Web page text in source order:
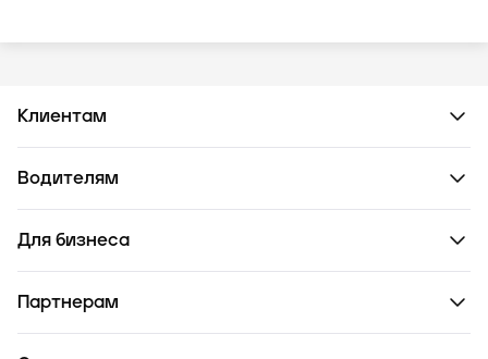
Клиентам
Водителям
Для бизнеса
Партнерам